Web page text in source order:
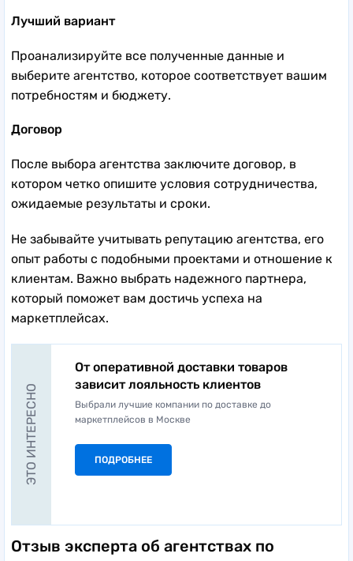
Лучший вариант
Проанализируйте все полученные данные и
выберите агентство, которое соответствует вашим
потребностям и бюджету.
Договор
После выбора агентства заключите договор, в
котором четко опишите условия сотрудничества,
ожидаемые результаты и сроки.
Не забывайте учитывать репутацию агентства, его
опыт работы с подобными проектами и отношение к
клиентам. Важно выбрать надежного партнера,
который поможет вам достичь успеха на
маркетплейсах.
ЭТО ИНТЕРЕСНО
От оперативной доставки товаров
зависит лояльность клиентов
Выбрали лучшие компании по доставке до
маркетплейсов в Москве
ПОДРОБНЕЕ
Отзыв эксперта об агентствах по